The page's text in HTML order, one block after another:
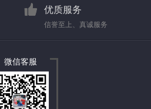
优质服务
信誉至上、真诚服务
微信客服